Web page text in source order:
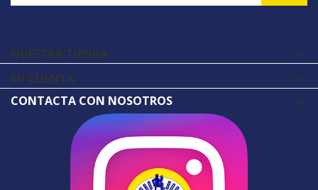
NUESTRA TIENDA 
MI CUENTA 
CONTACTA CON NOSOTROS